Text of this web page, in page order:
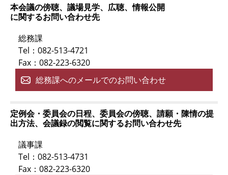
本会議の傍聴、議場見学、広聴、情報公開
に関するお問い合わせ先
総務課
Tel：082-513-4721
Fax：082-223-6320
総務課へのメールでのお問い合わせ
定例会・委員会の日程、委員会の傍聴、請願・陳情の提
出方法、会議録の閲覧に関するお問い合わせ先
議事課
Tel：082-513-4731
Fax：082-223-6320